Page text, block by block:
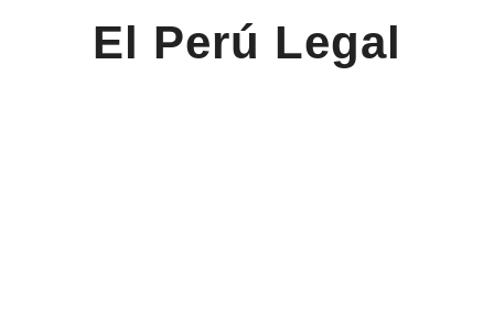
El Perú Legal